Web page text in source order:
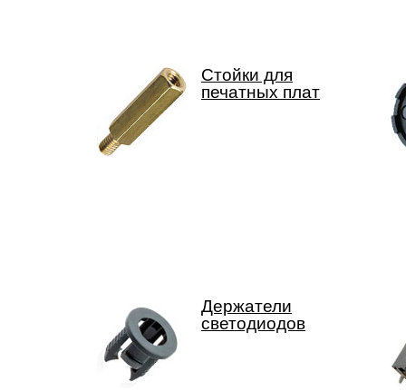
Стойки для
печатных плат
Держатели
светодиодов